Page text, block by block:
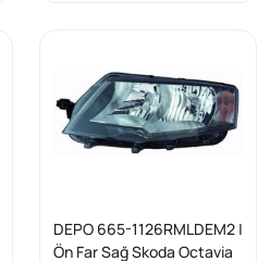
DEPO 665-1126RMLDEM2 |
Ön Far Sağ Skoda Octavia